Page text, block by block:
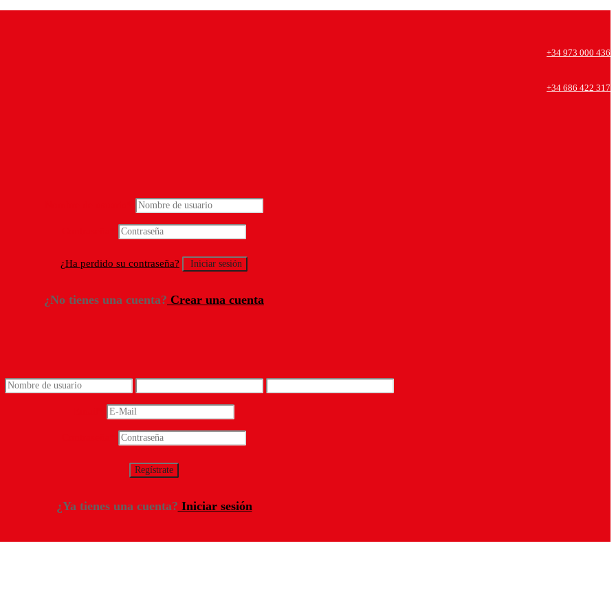
+34 973 000 436
+34 686 422 317
¿Ha perdido su contraseña?
¿No tienes una cuenta? Crear una cuenta
¿Ya tienes una cuenta? Iniciar sesión